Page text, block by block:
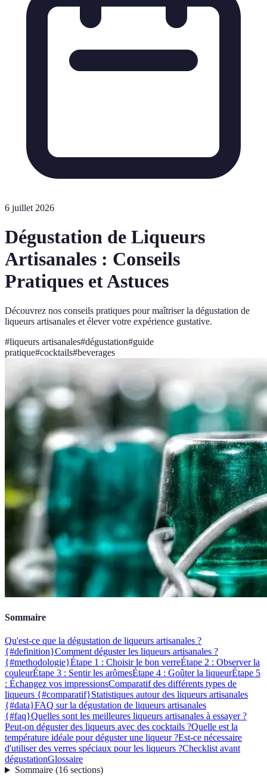
6 juillet 2026
Dégustation de Liqueurs
Artisanales : Conseils
Pratiques et Astuces
Découvrez nos conseils pratiques pour maîtriser la dégustation de
liqueurs artisanales et élever votre expérience gustative.
#liqueurs artisanales#dégustation#guide
pratique#cocktails#beverages
Sommaire
Qu'est-ce que la dégustation de liqueurs artisanales ?
{#definition}Comment déguster les liqueurs artisanales ?
{#methodologie}Étape 1 : Choisir le bon verreÉtape 2 : Observer la
couleurÉtape 3 : Sentir les arômesÉtape 4 : Goûter la liqueurÉtape 5
: Échangez vos impressionsComparatif des différents types de
liqueurs {#comparatif}Statistiques autour des liqueurs artisanales
{#data}FAQ sur la dégustation de liqueurs artisanales
{#faq}Quelles sont les meilleures liqueurs artisanales à essayer ?
Peut-on déguster des liqueurs avec des cocktails ?Quelle est la
température idéale pour déguster une liqueur ?Est-ce nécessaire
d'utiliser des verres spéciaux pour les liqueurs ?Checklist avant
dégustationGlossaire
Sommaire(16 sections)